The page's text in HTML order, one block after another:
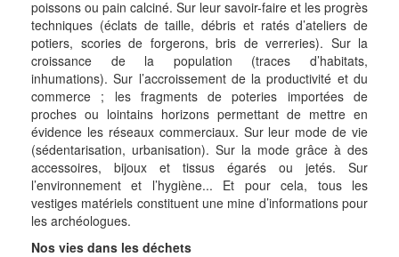
poissons ou pain calciné. Sur leur savoir-faire et les progrès
techniques (éclats de taille, débris et ratés d’ateliers de
potiers, scories de forgerons, bris de verreries). Sur la
croissance de la population (traces d’habitats,
inhumations). Sur l’accroissement de la productivité et du
commerce ; les fragments de poteries importées de
proches ou lointains horizons permettant de mettre en
évidence les réseaux commerciaux. Sur leur mode de vie
(sédentarisation, urbanisation). Sur la mode grâce à des
accessoires, bijoux et tissus égarés ou jetés. Sur
l’environnement et l’hygiène... Et pour cela, tous les
vestiges matériels constituent une mine d’informations pour
les archéologues.
Nos vies dans les déchets